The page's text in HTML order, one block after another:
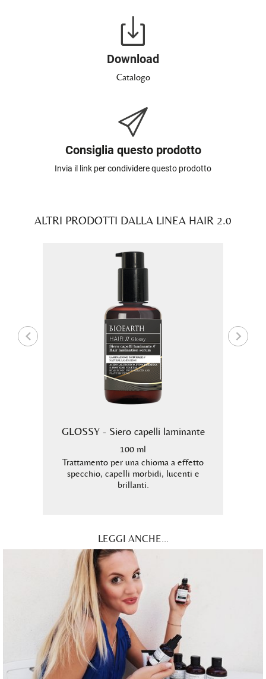
Download
Catalogo
Consiglia questo prodotto
Invia il link per condividere questo prodotto
ALTRI PRODOTTI DALLA LINEA HAIR 2.0
GLOSSY - Siero capelli laminante
100 ml
Trattamento per una chioma a effetto
specchio, capelli morbidi, lucenti e
brillanti.
LEGGI ANCHE...